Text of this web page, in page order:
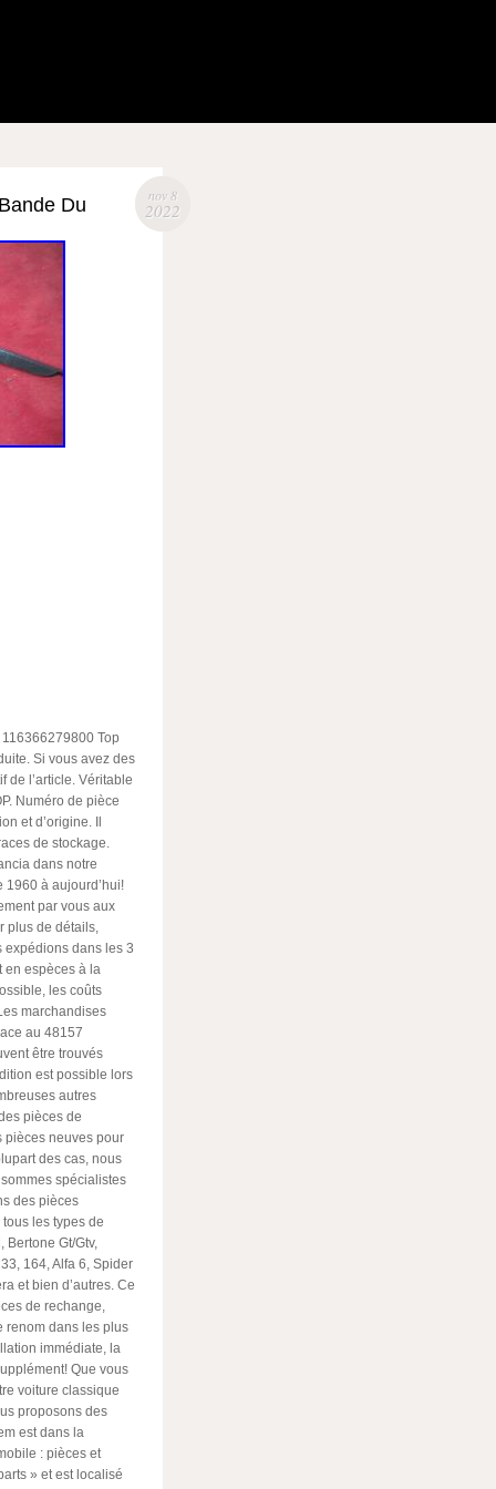
nov 8
2022
Du
Top
Si vous avez des
de l’article. Véritable
Numéro de pièce
et d’origine. Il
de stockage.
dans notre
1960 à aujourd’hui!
par vous aux
plus de détails,
expédions dans les 3
en espèces à la
les coûts
marchandises
au 48157
être trouvés
est possible lors
autres
pièces de
pièces neuves pour
des cas, nous
spécialistes
des pièces
les types de
Bertone Gt/Gtv,
164, Alfa 6, Spider
et bien d’autres. Ce
de rechange,
renom dans les plus
immédiate, la
Que vous
voiture classique
proposons des
est dans la
: pièces et
» et est localisé